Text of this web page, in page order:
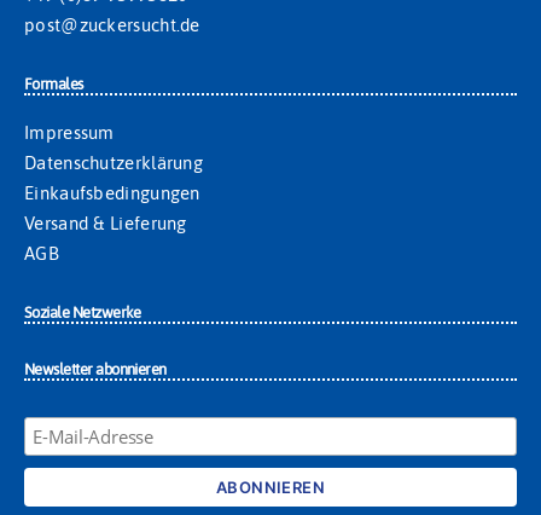
post@zuckersucht.de
Formales
Impressum
Datenschutzerklärung
Einkaufsbedingungen
Versand & Lieferung
AGB
Soziale Netzwerke
Newsletter abonnieren